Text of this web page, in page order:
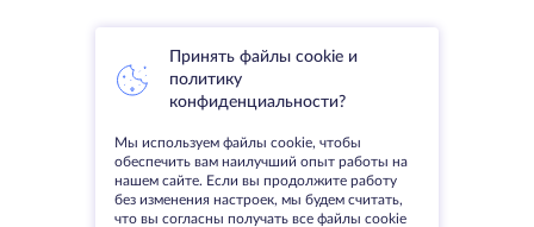
Принять файлы cookie и
политику
конфиденциальности?
Мы используем файлы cookie, чтобы
обеспечить вам наилучший опыт работы на
нашем сайте. Если вы продолжите работу
без изменения настроек, мы будем считать,
что вы согласны получать все файлы cookie